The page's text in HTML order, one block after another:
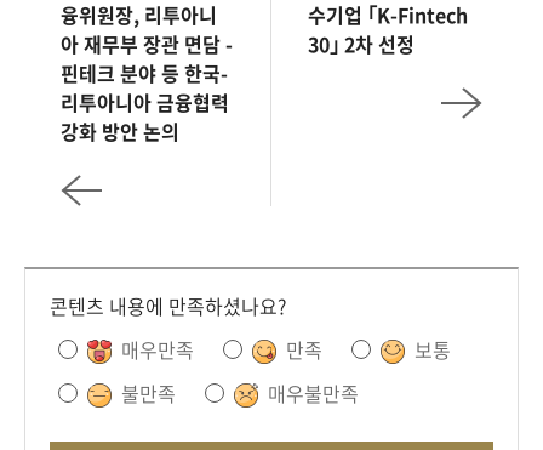
융위원장, 리투아니
아 재무부 장관 면담 -
핀테크 분야 등 한국-
리투아니아 금융협력
강화 방안 논의
수기업 ｢K-Fintech
30｣ 2차 선정
콘텐츠 내용에 만족하셨나요?
매우만족
만족
보통
불만족
매우불만족